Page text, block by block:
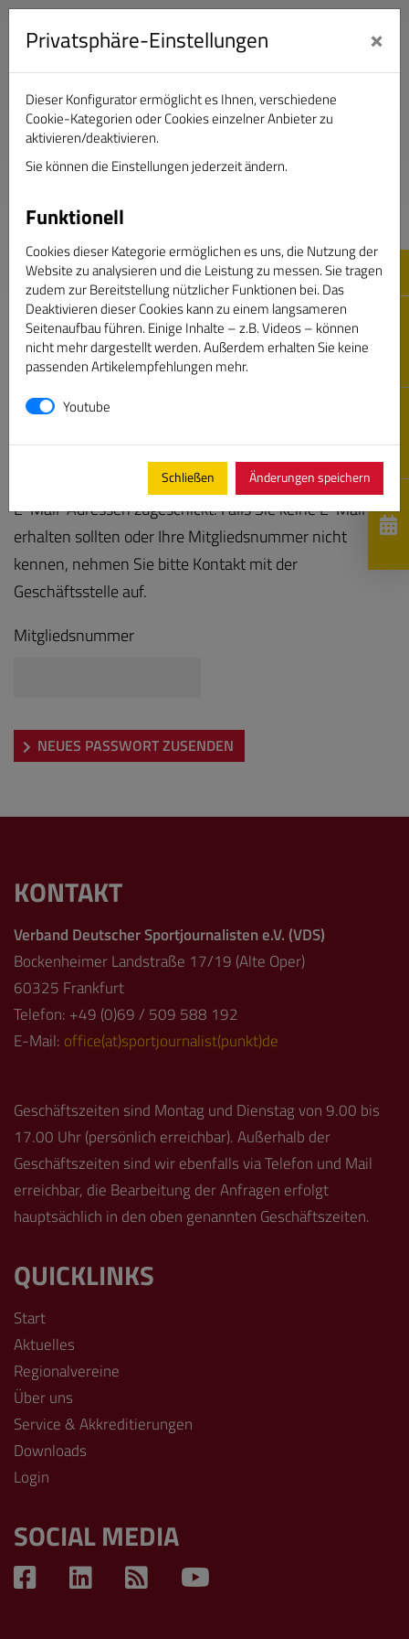
Verband Deutscher Sportjournalisten e.V.
Passwort vergessen
anschließend ein neues Kennwort an die hinterlegten
E-Mail-Adressen zugeschickt. Falls Sie keine E-Mail
erhalten sollten oder Ihre Mitgliedsnummer nicht
kennen, nehmen Sie bitte Kontakt mit der
Geschäftsstelle auf.
Mitgliedsnummer
NEUES PASSWORT ZUSENDEN
Privatsphäre-Einstellungen ×
Dieser Konfigurator ermöglicht es Ihnen, verschiedene
Cookie-Kategorien oder Cookies einzelner Anbieter zu
aktivieren/deaktivieren.
Sie können die Einstellungen jederzeit ändern.
Funktionell
Cookies dieser Kategorie ermöglichen es uns, die Nutzung der
Website zu analysieren und die Leistung zu messen. Sie tragen
zudem zur Bereitstellung nützlicher Funktionen bei. Das
Deaktivieren dieser Cookies kann zu einem langsameren
Seitenaufbau führen. Einige Inhalte – z.B. Videos – können
nicht mehr dargestellt werden. Außerdem erhalten Sie keine
passenden Artikelempfehlungen mehr.
Youtube
Schließen Änderungen speichern
KONTAKT
Verband Deutscher Sportjournalisten e.V. (VDS)
Bockenheimer Landstraße 17/19 (Alte Oper)
60325 Frankfurt
Telefon: +49 (0)69 / 509 588 192
E-Mail: office(at)sportjournalist(punkt)de
Geschäftszeiten sind Montag und Dienstag von 9.00 bis
17.00 Uhr (persönlich erreichbar). Außerhalb der
Geschäftszeiten sind wir ebenfalls via Telefon und Mail
erreichbar, die Bearbeitung der Anfragen erfolgt
hauptsächlich in den oben genannten Geschäftszeiten.
QUICKLINKS
Start
Aktuelles
Regionalvereine
Über uns
Service & Akkreditierungen
Downloads
Login
SOCIAL MEDIA